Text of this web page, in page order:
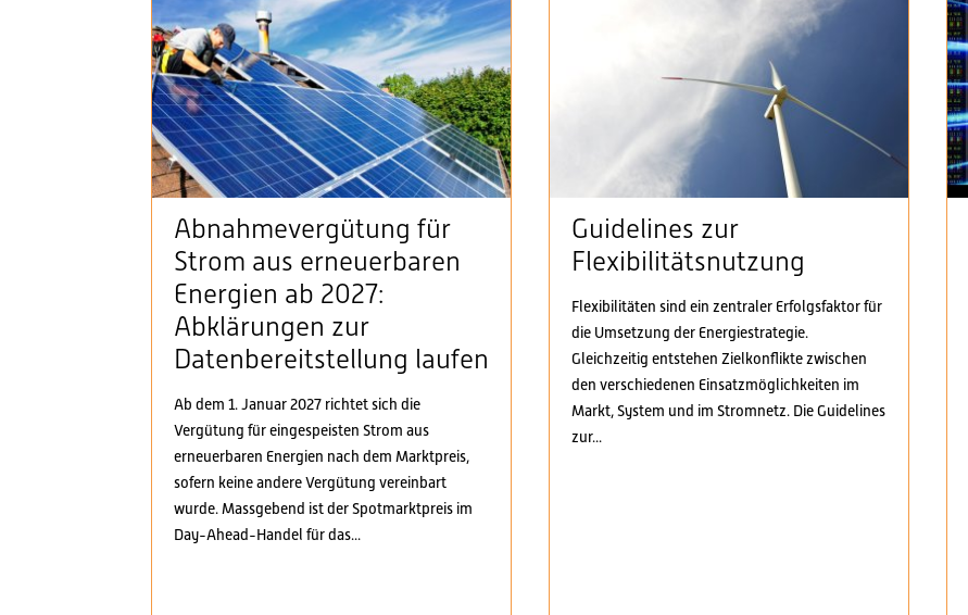
Abnahmevergütung für
Strom aus erneuerbaren
Energien ab 2027:
Abklärungen zur
Datenbereitstellung laufen
Ab dem 1. Januar 2027 richtet sich die
Vergütung für eingespeisten Strom aus
erneuerbaren Energien nach dem Marktpreis,
sofern keine andere Vergütung vereinbart
wurde. Massgebend ist der Spotmarktpreis im
Day-Ahead-Handel für das...
Guidelines zur
Flexibilitätsnutzung
Flexibilitäten sind ein zentraler Erfolgsfaktor für
die Umsetzung der Energiestrategie.
Gleichzeitig entstehen Zielkonflikte zwischen
den verschiedenen Einsatzmöglichkeiten im
Markt, System und im Stromnetz. Die Guidelines
zur...